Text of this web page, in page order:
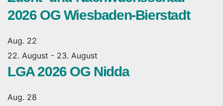
2026 OG Wiesbaden-Bierstadt
Aug. 22
22. August - 23. August
LGA 2026 OG Nidda
Aug. 28